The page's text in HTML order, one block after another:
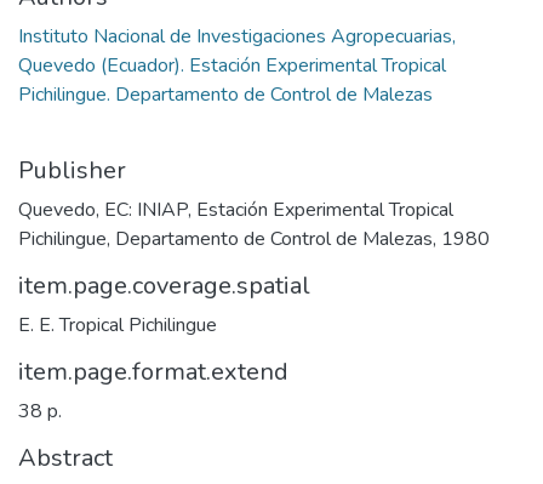
Instituto Nacional de Investigaciones Agropecuarias,
Quevedo (Ecuador). Estación Experimental Tropical
Pichilingue. Departamento de Control de Malezas
Publisher
Quevedo, EC: INIAP, Estación Experimental Tropical
Pichilingue, Departamento de Control de Malezas, 1980
item.page.coverage.spatial
E. E. Tropical Pichilingue
item.page.format.extend
38 p.
Abstract